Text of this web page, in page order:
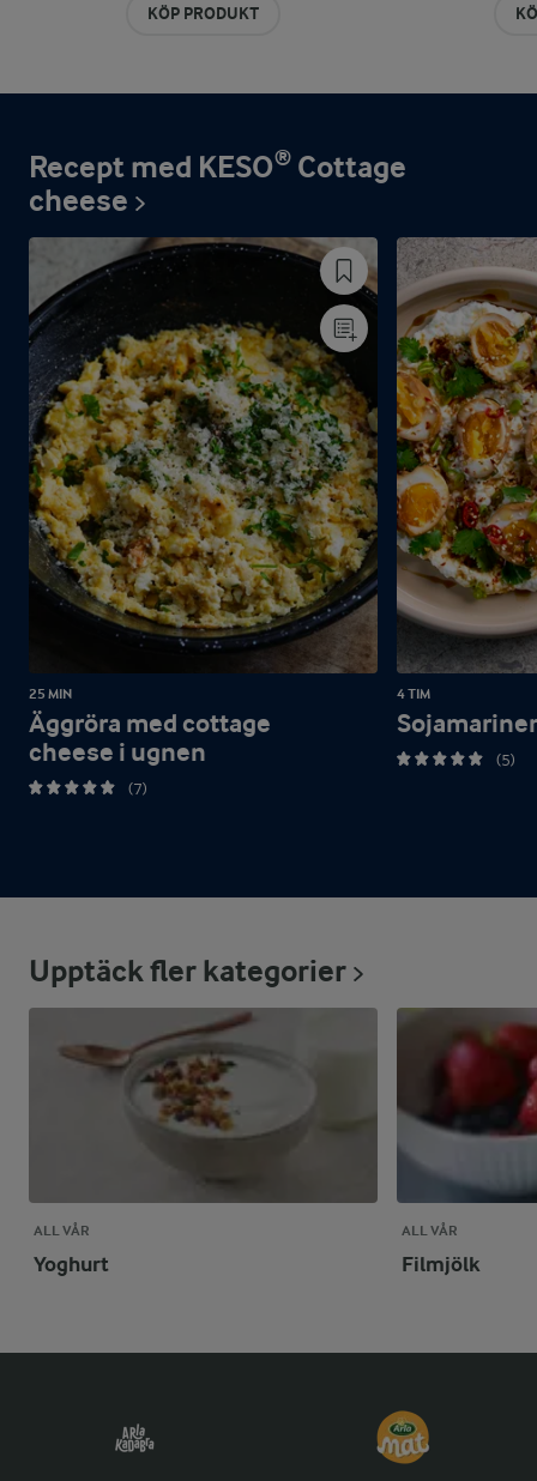
KÖP PRODUKT
Recept med KESO® Cottage
cheese
25 MIN
Äggröra med cottage
cheese i ugnen
(7)
4 TIM
(5)
Upptäck fler kategorier
ALL VÅR
Yoghurt
ALL VÅR
Filmjölk